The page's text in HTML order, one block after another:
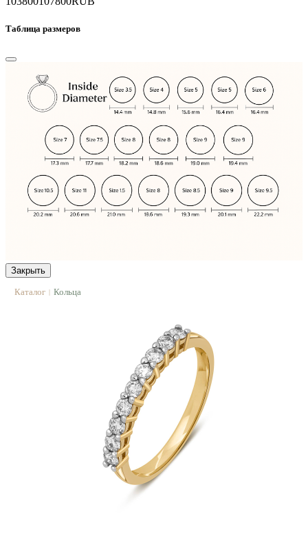
Таблица размеров
Закрыть
Каталог | Кольца